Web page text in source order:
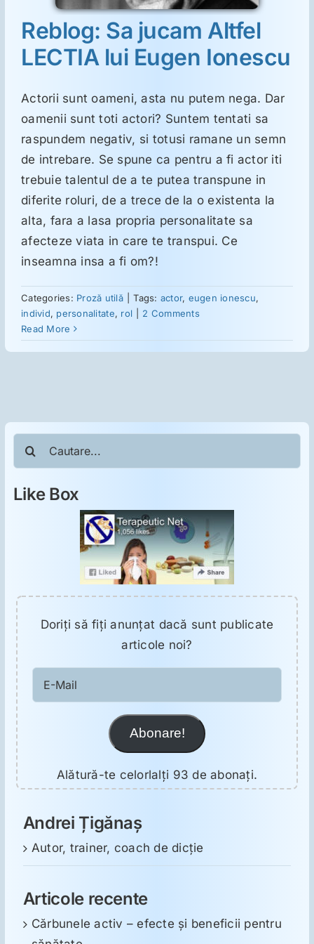
Suplimente
Ginecologie
Mesajele lui Reichelt
Dietă
ORL
Antipsihiatrie
Psihoterapie
Antropologie
Proză utilă
Reblog: Sa jucam Altfel
LECTIA lui Eugen Ionescu
Actorii sunt oameni, asta nu putem nega. Dar
oamenii sunt toti actori? Suntem tentati sa
raspundem negativ, si totusi ramane un semn
de intrebare. Se spune ca pentru a fi actor iti
trebuie talentul de a te putea transpune in
diferite roluri, de a trece de la o existenta la
alta, fara a lasa propria personalitate sa
afecteze viata in care te transpui. Ce
inseamna insa a fi om?!
Categories: Proză utilă Tags: actor, eugen ionescu,
individ, personalitate, rol
2 Comments
Read More
Like Box
Doriţi să fiţi anunţat dacă sunt publicate
articole noi?
Mail
Abonare!
Alătură-te celorlalți 93 de abonați.
Andrei Țigănaș
Autor, trainer, coach de dicție
Articole recente
Cărbunele activ – efecte și beneficii pentru